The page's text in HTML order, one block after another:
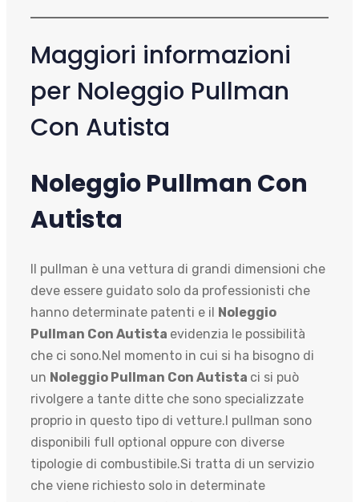
Maggiori informazioni
per Noleggio Pullman
Con Autista
Noleggio Pullman Con
Autista
Il pullman è una vettura di grandi dimensioni che
deve essere guidato solo da professionisti che
hanno determinate patenti e il
Noleggio
Pullman Con Autista evidenzia le possibilità
che ci sono.Nel momento in cui si ha bisogno di
un Noleggio Pullman Con Autista ci si può
rivolgere a tante ditte che sono specializzate
proprio in questo tipo di vetture.I pullman sono
disponibili full optional oppure con diverse
tipologie di combustibile.Si tratta di un servizio
che viene richiesto solo in determinate